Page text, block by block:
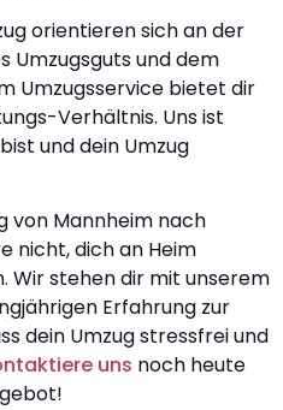
orientieren sich an der
Umzugsguts und dem
Umzugsservice bietet dir
Verhältnis. Uns ist
und dein Umzug
von Mannheim nach
nicht, dich an Heim
Wir stehen dir mit unserem
Erfahrung zur
dein Umzug stressfrei und
uns noch heute